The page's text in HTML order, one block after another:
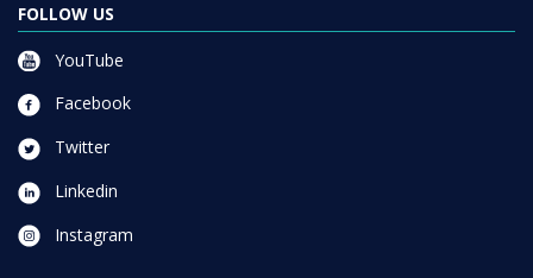
FOLLOW US
YouTube
Facebook
Twitter
Linkedin
Instagram